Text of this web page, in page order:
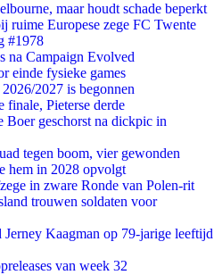
maar houdt schade beperkt
ruime Europese zege FC Twente
#1978
na Campaign Evolved
einde fysieke games
2027 is begonnen
finale, Pieterse derde
Boer geschorst na dickpic in
tegen boom, vier gewonden
hem in 2028 opvolgt
in zware Ronde van Polen-rit
trouwen soldaten voor
Kaagman op 79-jarige leeftijd
van week 32